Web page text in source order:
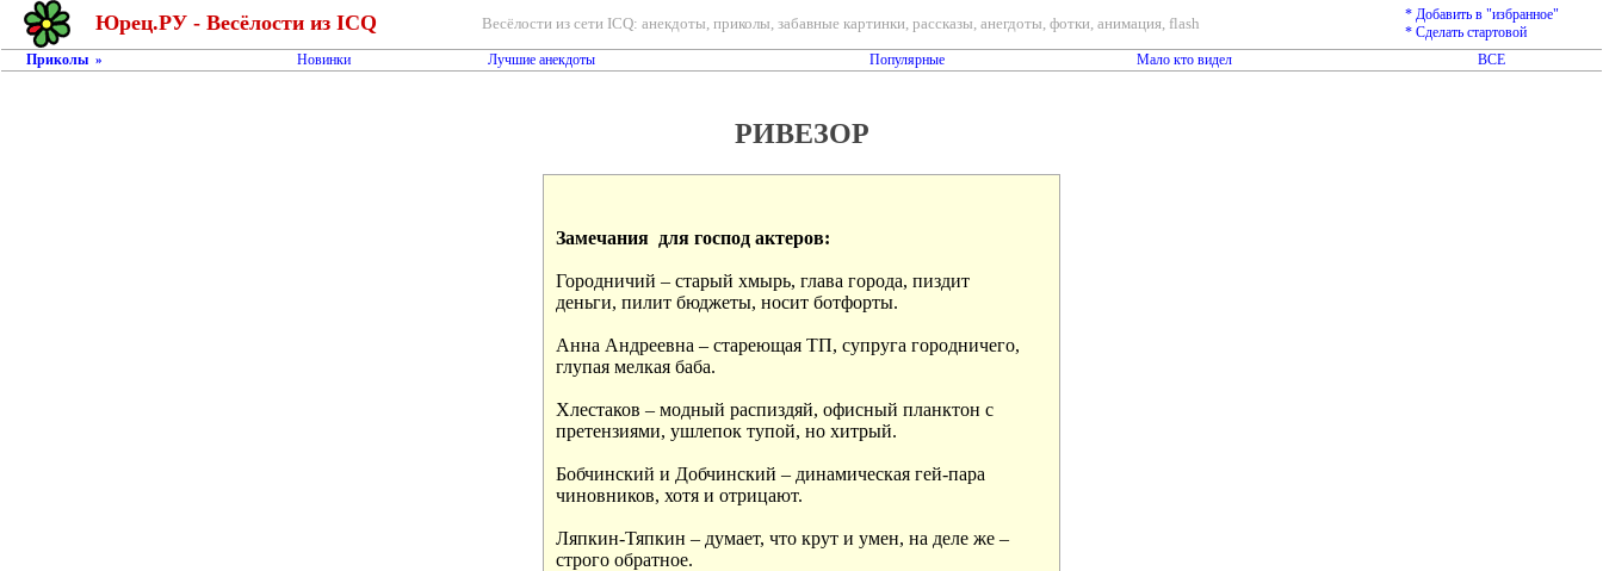
Юрец.РУ - Весёлости из ICQ Весёлости из сети ICQ: анекдоты, приколы, забавные картинки, рассказы, анегдоты, фотки, анимация, flash
* Добавить в "избранное"
* Сделать стартовой
Приколы » Новинки Лучшие анекдоты Популярные Мало кто видел ВСЕ
РИВЕЗОР
Замечания  для господ актеров:
Городничий – старый хмырь, глава города, пиздит
деньги, пилит бюджеты, носит ботфорты.
Анна Андреевна – стареющая ТП, супруга городничего,
глупая мелкая баба.
Хлестаков – модный распиздяй, офисный планктон с
претензиями, ушлепок тупой, но хитрый.
Бобчинский и Добчинский – динамическая гей-пара
чиновников, хотя и отрицают.
Ляпкин-Тяпкин – думает, что крут и умен, на деле же –
строго обратное.